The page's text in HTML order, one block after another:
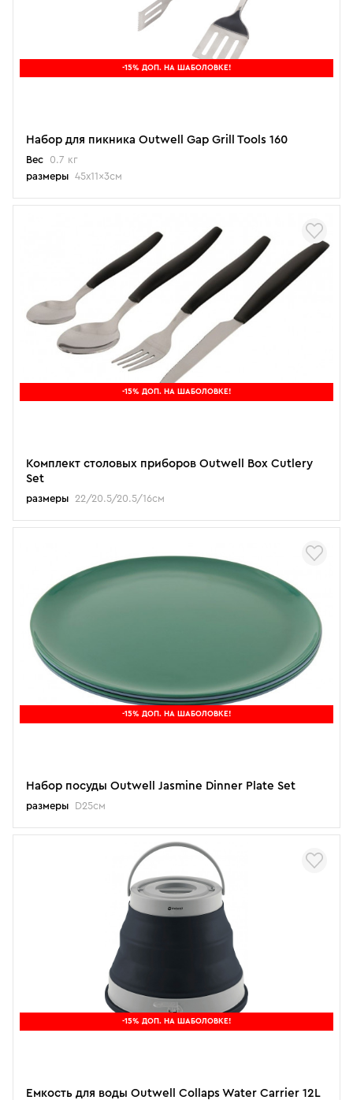
-15% ДОП. НА ШАБОЛОВКЕ!
Набор для пикника Outwell Gap Grill Tools 160
Вес
0.7 кг
размеры
45x11x3см
-15% ДОП. НА ШАБОЛОВКЕ!
Комплект столовых приборов Outwell Box Cutlery
Set
размеры 22/20.5/20.5/16см
-15% ДОП. НА ШАБОЛОВКЕ!
Набор посуды Outwell Jasmine Dinner Plate Set
размеры D25см
-15% ДОП. НА ШАБОЛОВКЕ!
Емкость для воды Outwell Collaps Water Carrier 12L